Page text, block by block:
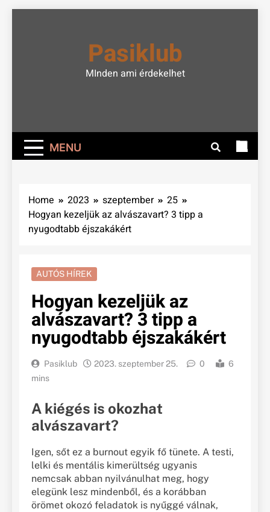
Pasiklub
MInden ami érdekelhet
MENU
Home 2023 szeptember
25
Hogyan kezeljük az alvászavart? 3 tipp a
nyugodtabb éjszakákért
AUTÓS HÍREK
Hogyan kezeljük az
alvászavart? 3 tipp a
nyugodtabb éjszakákért
Pasiklub 2023. szeptember 25. 0
6
mins
A kiégés is okozhat
alvászavart?
Igen, sőt ez a burnout egyik fő tünete. A testi,
lelki és mentális kimerültség ugyanis
nemcsak abban nyilvánulhat meg, hogy
elegünk lesz mindenből, és a korábban
örömet okozó feladatok is nyűggé válnak,